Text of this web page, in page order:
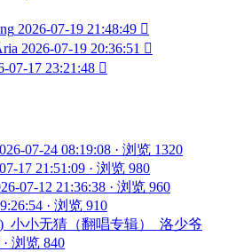
2026-07-19 21:48:49 
2026-07-19 20:36:51 
07-17 23:21:48 
07-24 08:19:08 · 浏览 1320
17 21:51:09 · 浏览 980
07-12 21:36:38 · 浏览 960
· 浏览 910
小小无猜（翻唱专辑）_洛少爷
· 浏览 840